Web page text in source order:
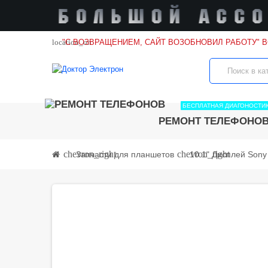
location_on
"С ВОЗВРАЩЕНИЕМ, САЙТ ВОЗОБНОВИЛ РАБОТУ"
РЕМОНТ
БЕСПЛАТНАЯ
chevron_right
Запчасти для планшетов chevron_right
10.1" Дисплей